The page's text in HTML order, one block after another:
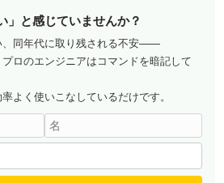
」と感じていませんか？
、同年代に取り残される不安——
ロのエンジニアはコマンドを暗記して
よく使いこなしているだけです。